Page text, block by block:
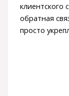
клиентского
обратная
просто